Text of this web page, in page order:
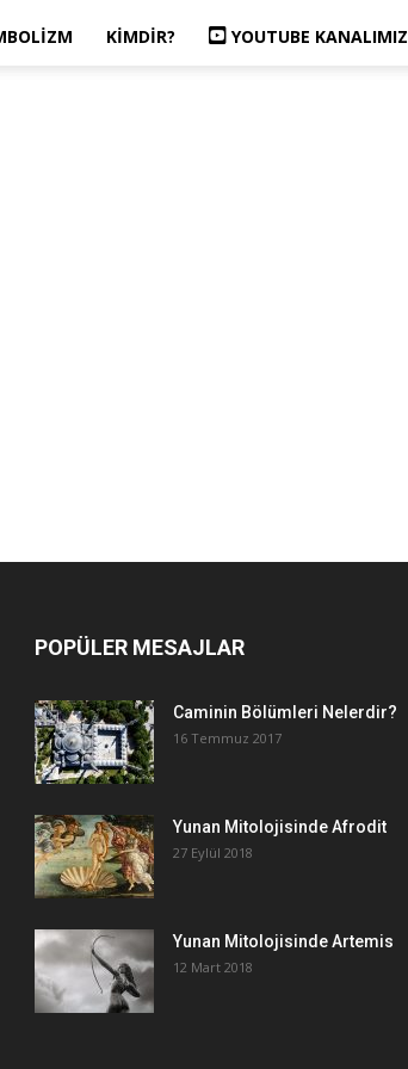
KIMDIR? YOUTUBE KANALIMIZ
POPÜLER MESAJLAR
Caminin Bölümleri Nelerdir?
16 Temmuz 2017
Yunan Mitolojisinde Afrodit
27 Eylül 2018
Yunan Mitolojisinde Artemis
12 Mart 2018